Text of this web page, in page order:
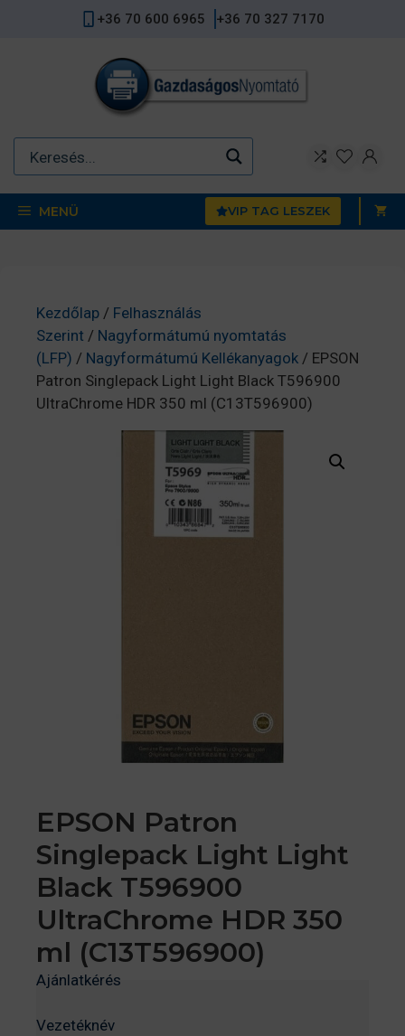
+36 70 600 6965 +36 70 327 7170
MENÜ VIP TAG LESZEK
Kezdőlap / Felhasználás
Szerint / Nagyformátumú nyomtatás
(LFP) / Nagyformátumú Kellékanyagok / EPSON
Patron Singlepack Light Light Black T596900
UltraChrome HDR 350 ml (C13T596900)
EPSON Patron
Singlepack Light Light
Black T596900
UltraChrome HDR 350
ml (C13T596900)
Ajánlatkérés
Vezetéknév